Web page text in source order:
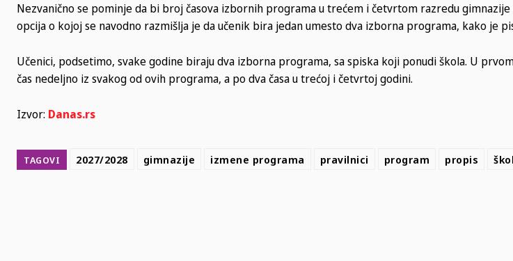
Nezvanično se pominje da bi broj časova izbornih programa u trećem i četvrtom razredu gimnazije
opcija o kojoj se navodno razmišlja je da učenik bira jedan umesto dva izborna programa, kako je
Učenici, podsetimo, svake godine biraju dva izborna programa, sa spiska koji ponudi škola. U
čas nedeljno iz svakog od ovih programa, a po dva časa u trećoj i četvrtoj godini.
Izvor: Danas.rs
TAGOVI 2027/2028 gimnazije izmene programa pravilnici program propis